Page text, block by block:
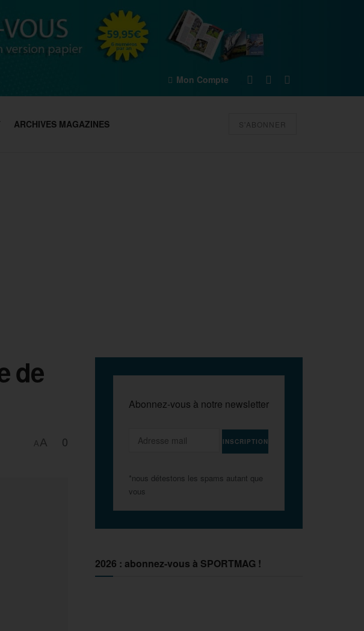
Mon Compte
ARCHIVES MAGAZINES S'ABONNER
de
A A 0
Abonnez-vous à notre newsletter
*nous détestons les spams autant que
vous
2026 : abonnez-vous à SPORTMAG !